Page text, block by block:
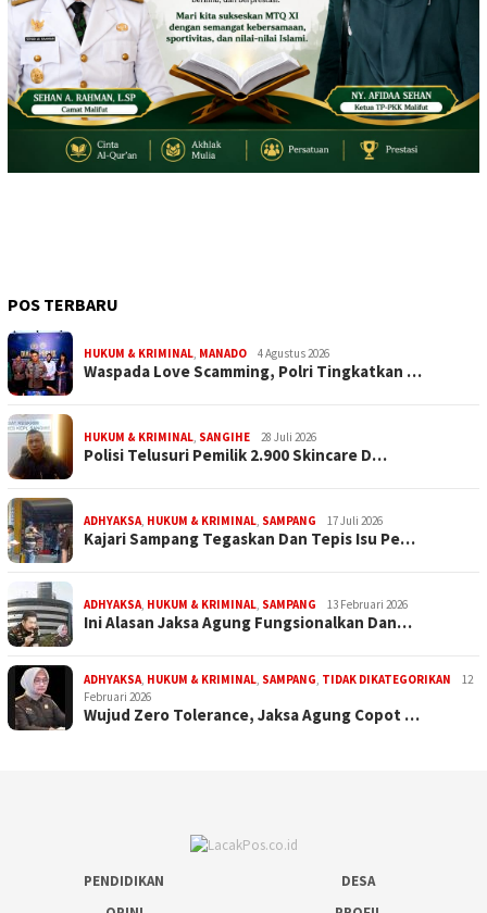
POS TERBARU
HUKUM & KRIMINAL, MANADO 4 Agustus 2026
Waspada Love Scamming, Polri Tingkatkan …
HUKUM & KRIMINAL, SANGIHE 28 Juli 2026
Polisi Telusuri Pemilik 2.900 Skincare D…
ADHYAKSA, HUKUM & KRIMINAL, SAMPANG 17 Juli 2026
Kajari Sampang Tegaskan Dan Tepis Isu Pe…
ADHYAKSA, HUKUM & KRIMINAL, SAMPANG 13 Februari 2026
Ini Alasan Jaksa Agung Fungsionalkan Dan…
ADHYAKSA, HUKUM & KRIMINAL, SAMPANG, TIDAK DIKATEGORIKAN
12
Februari 2026
Wujud Zero Tolerance, Jaksa Agung Copot …
PENDIDIKAN
DESA